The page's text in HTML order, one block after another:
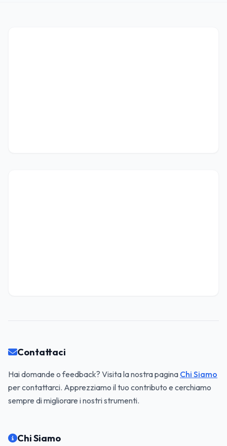
Contattaci
Hai domande o feedback? Visita la nostra pagina Chi Siamo
per contattarci. Apprezziamo il tuo contributo e cerchiamo
sempre di migliorare i nostri strumenti.
Chi Siamo